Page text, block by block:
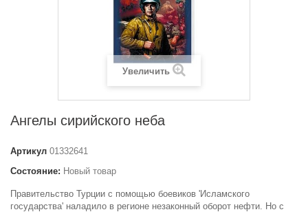
Увеличить
Ангелы сирийского неба
Артикул 01332641
Состояние: Новый товар
Правительство Турции с помощью боевиков 'Исламского
государства' наладило в регионе незаконный оборот нефти. Но с